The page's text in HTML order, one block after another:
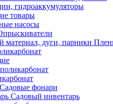
гидроаккумуляторы
товары
насосы
Садовые фонари
Садовый инвентарь